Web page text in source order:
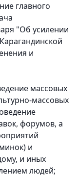
главного
"Об усилении
и
массовых
массовых
форумов, а
и
и иных
людей;